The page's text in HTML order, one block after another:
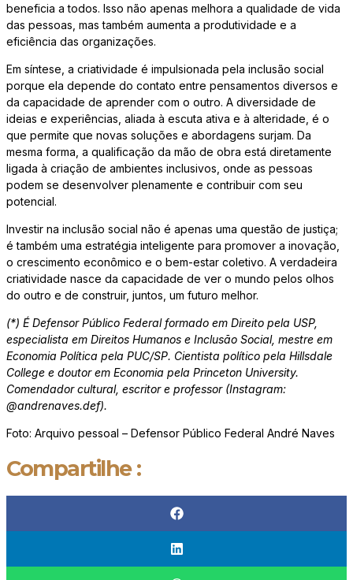
beneficia a todos. Isso não apenas melhora a qualidade de vida
das pessoas, mas também aumenta a produtividade e a
eficiência das organizações.
Em síntese, a criatividade é impulsionada pela inclusão social
porque ela depende do contato entre pensamentos diversos e
da capacidade de aprender com o outro. A diversidade de
ideias e experiências, aliada à escuta ativa e à alteridade, é o
que permite que novas soluções e abordagens surjam. Da
mesma forma, a qualificação da mão de obra está diretamente
ligada à criação de ambientes inclusivos, onde as pessoas
podem se desenvolver plenamente e contribuir com seu
potencial.
Investir na inclusão social não é apenas uma questão de justiça;
é também uma estratégia inteligente para promover a inovação,
o crescimento econômico e o bem-estar coletivo. A verdadeira
criatividade nasce da capacidade de ver o mundo pelos olhos
do outro e de construir, juntos, um futuro melhor.
(*) É Defensor Público Federal formado em Direito pela USP,
especialista em Direitos Humanos e Inclusão Social, mestre em
Economia Política pela PUC/SP. Cientista político pela Hillsdale
College e doutor em Economia pela Princeton University.
Comendador cultural, escritor e professor (Instagram:
@andrenaves.def).
Foto: Arquivo pessoal – Defensor Público Federal André Naves
Compartilhe :